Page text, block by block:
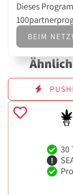
Dieses
BEIM
30